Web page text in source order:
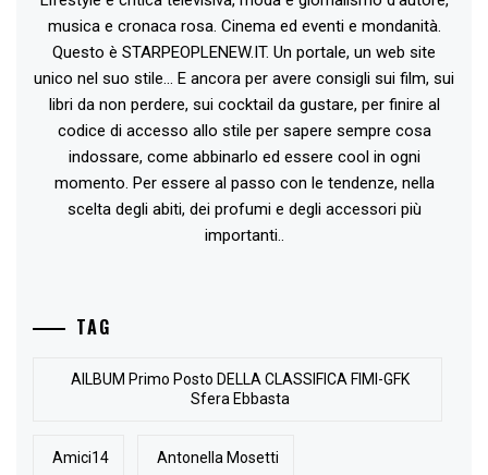
musica e cronaca rosa. Cinema ed eventi e mondanità.
Questo è STARPEOPLENEW.IT. Un portale, un web site
unico nel suo stile... E ancora per avere consigli sui film, sui
libri da non perdere, sui cocktail da gustare, per finire al
codice di accesso allo stile per sapere sempre cosa
indossare, come abbinarlo ed essere cool in ogni
momento. Per essere al passo con le tendenze, nella
scelta degli abiti, dei profumi e degli accessori più
importanti..
TAG
AlLBUM Primo Posto DELLA CLASSIFICA FIMI-GFK
Sfera Ebbasta
Amici14 Antonella Mosetti